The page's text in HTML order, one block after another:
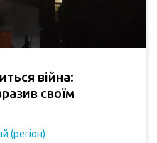
війна:
своїм
(регіон)